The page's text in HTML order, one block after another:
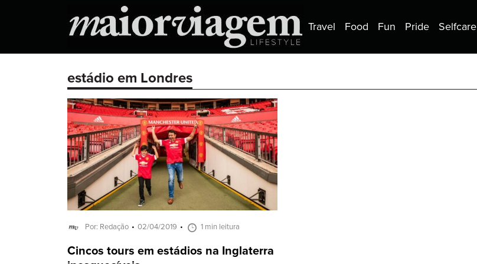
Travel Food Fun Pride Selfcare
estádio em Londres
Por: Redação 02/04/2019 1 min leitura
Cincos tours em estádios na Inglaterra